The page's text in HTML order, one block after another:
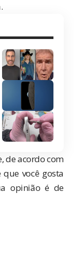
de acordo com
você gosta
opinião é de